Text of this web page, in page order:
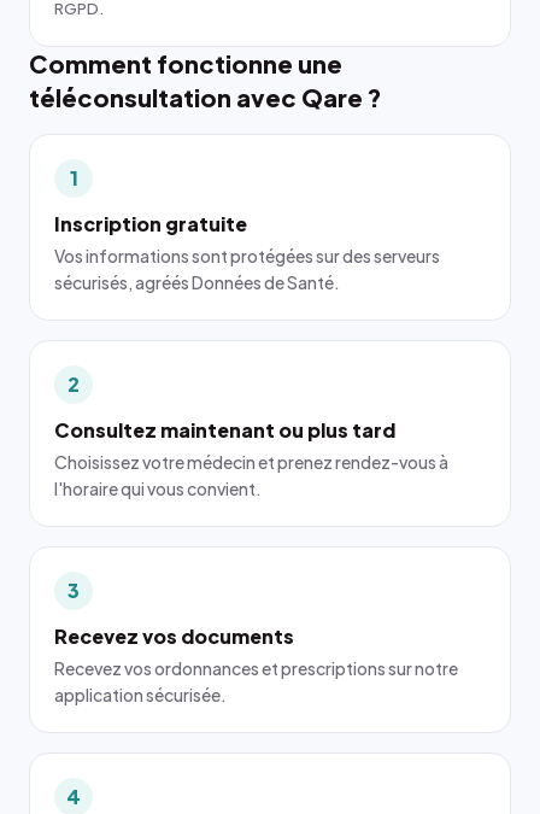
RGPD.
Comment fonctionne une
téléconsultation avec Qare ?
1
Inscription gratuite
Vos informations sont protégées sur des serveurs
sécurisés, agréés Données de Santé.
2
Consultez maintenant ou plus tard
Choisissez votre médecin et prenez rendez-vous à
l'horaire qui vous convient.
3
Recevez vos documents
Recevez vos ordonnances et prescriptions sur notre
application sécurisée.
4